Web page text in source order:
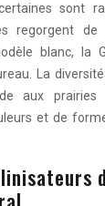
sont
regorgent de
blanc, la
La
aux
et de